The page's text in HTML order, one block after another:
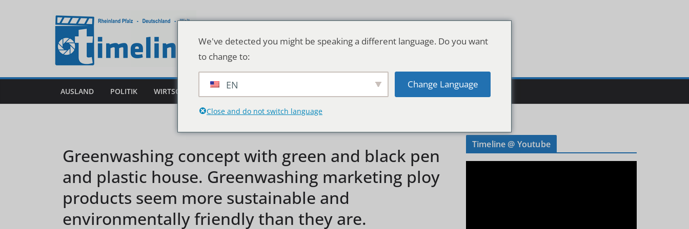
AUSLAND POLITIK WIRTSCHAFT DEUTSCHLAND & WELT
Greenwashing concept with green and black pen
and plastic house. Greenwashing marketing ploy
products seem more sustainable and
environmentally friendly than they are.
Timeline @ Youtube
We've detected you might be speaking a different language. Do you want
to change to:
EN Change Language
Close and do not switch language